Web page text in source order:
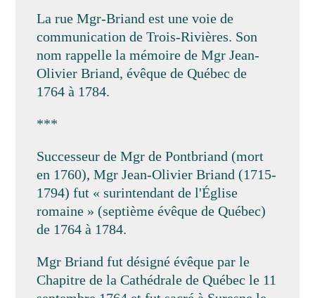
La rue Mgr-Briand est une voie de
communication de Trois-Rivières. Son
nom rappelle la mémoire de Mgr Jean-
Olivier Briand, évêque de Québec de
1764 à 1784.
***
Successeur de Mgr de Pontbriand (mort
en 1760), Mgr Jean-Olivier Briand (1715-
1794) fut « surintendant de l'Église
romaine » (septième évêque de Québec)
de 1764 à 1784.
Mgr Briand fut désigné évêque par le
Chapitre de la Cathédrale de Québec le 11